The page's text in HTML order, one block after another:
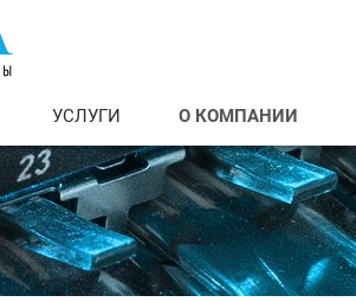
УСЛУГИ О КОМПАНИИ